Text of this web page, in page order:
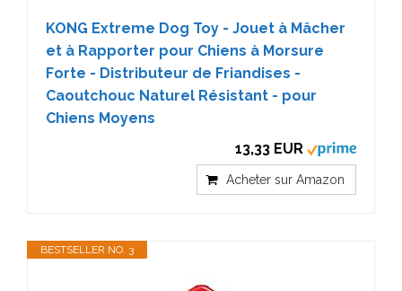
KONG Extreme Dog Toy - Jouet à Mâcher
et à Rapporter pour Chiens à Morsure
Forte - Distributeur de Friandises -
Caoutchouc Naturel Résistant - pour
Chiens Moyens
13,33 EUR
Acheter sur Amazon
BESTSELLER NO. 3